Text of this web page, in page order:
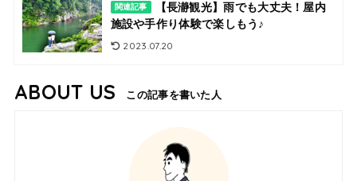
関連記事
【長瀞観光】雨でも大丈夫！屋内
施設や手作り体験で楽しもう♪
2023.07.20
ABOUT US この記事を書いた人